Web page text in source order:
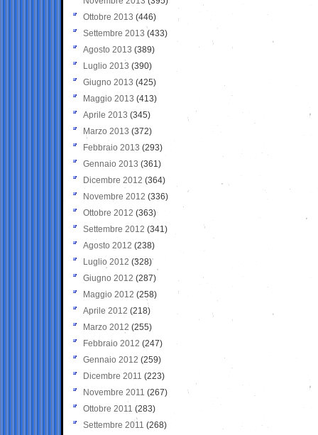
Ottobre 2013 (446)
Settembre 2013 (433)
Agosto 2013 (389)
Luglio 2013 (390)
Giugno 2013 (425)
Maggio 2013 (413)
Aprile 2013 (345)
Marzo 2013 (372)
Febbraio 2013 (293)
Gennaio 2013 (361)
Dicembre 2012 (364)
Novembre 2012 (336)
Ottobre 2012 (363)
Settembre 2012 (341)
Agosto 2012 (238)
Luglio 2012 (328)
Giugno 2012 (287)
Maggio 2012 (258)
Aprile 2012 (218)
Marzo 2012 (255)
Febbraio 2012 (247)
Gennaio 2012 (259)
Dicembre 2011 (223)
Novembre 2011 (267)
Ottobre 2011 (283)
Settembre 2011 (268)